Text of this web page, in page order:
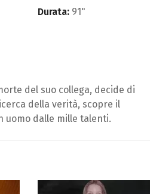
Durata: 91"
del suo collega, decide di
della verità, scopre il
uomo dalle mille talenti.